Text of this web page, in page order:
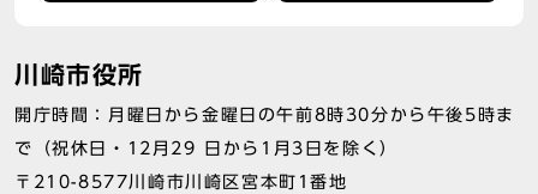
川崎市役所
開庁時間：月曜日から金曜日の午前8時30分から午後5時ま
で（祝休日・12月29 日から1月3日を除く）
〒210-8577川崎市川崎区宮本町1番地